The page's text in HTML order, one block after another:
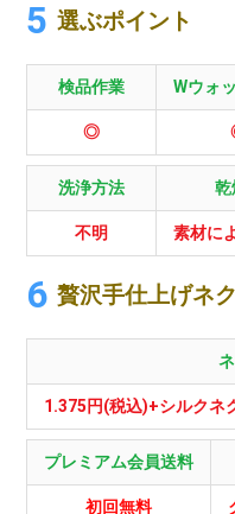
選ぶポイント
検品作業 Wウォ
◎
洗浄方法 乾
不明 素材に
贅沢手仕上げネ
1.375円(税込)+シルクネ
プレミアム会員送料
初回無料